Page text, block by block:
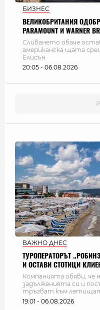
БИЗНЕС
ВЕЛИКОБРИТАНИЯ
PARAMOUNT И WARNER
Сливането обаче
американска щата
Елисън
20:05 - 06.08.2026
ВАЖНО ДНЕС
ТУРОПЕРАТОРЪТ
И ОСТАВИ СТОТИЦИ
Компанията обяви, че
задълженията си и
тръгват към
19:01 - 06.08.2026